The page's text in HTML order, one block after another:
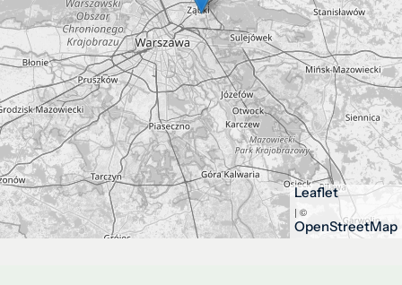
Leaflet
| ©
OpenStreetMap